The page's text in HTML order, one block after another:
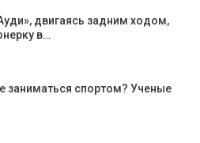
двигаясь задним ходом,
в…
заниматься спортом? Ученые